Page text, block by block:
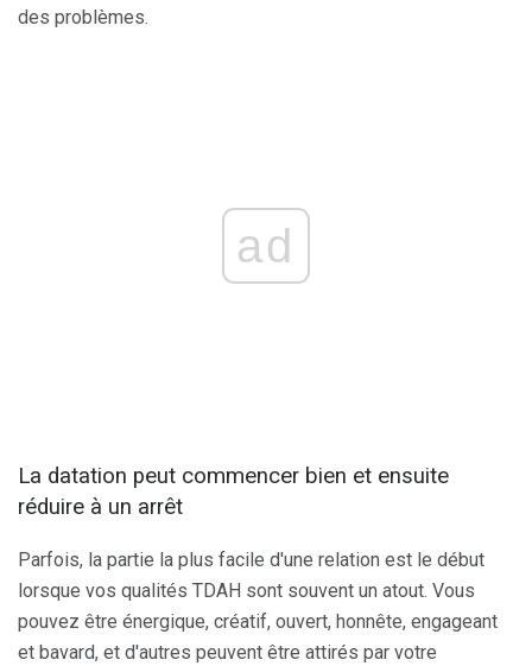
des problèmes.
ad
La datation peut commencer bien et ensuite
réduire à un arrêt
Parfois, la partie la plus facile d'une relation est le début
lorsque vos qualités TDAH sont souvent un atout. Vous
pouvez être énergique, créatif, ouvert, honnête, engageant
et bavard, et d'autres peuvent être attirés par votre